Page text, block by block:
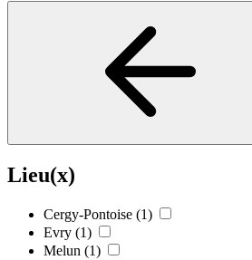
Lieu(x)
Cergy-Pontoise (1)
Evry (1)
Melun (1)